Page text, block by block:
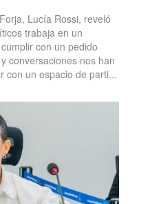
Lucía Rossi, reveló
trabaja en un
con un pedido
conversaciones nos han
con un espacio de parti...